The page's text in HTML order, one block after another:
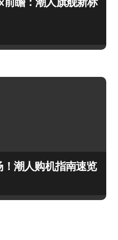
！潮人购机指南速览